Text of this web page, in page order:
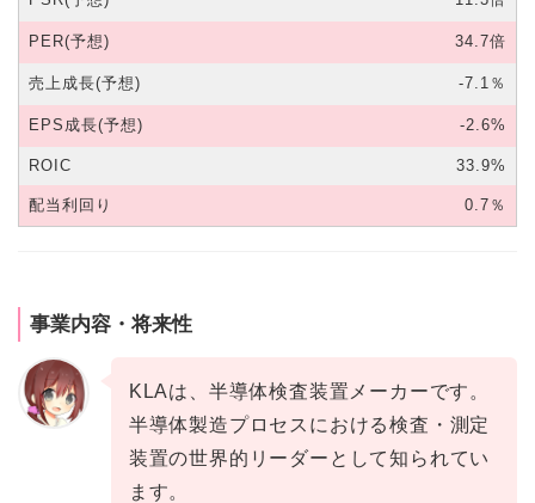
PER(予想) 34.7倍
売上成長(予想) -7.1％
EPS成長(予想) -2.6%
ROIC 33.9%
配当利回り 0.7％
事業内容・将来性
KLAは、半導体検査装置メーカーです。
半導体製造プロセスにおける検査・測定
装置の世界的リーダーとして知られてい
ます。